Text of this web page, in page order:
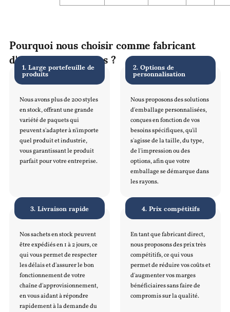
Pourquoi nous choisir comme fabricant
d'emballages souples ?
1. Large portefeuille de
produits
Nous avons plus de 200 styles
en stock, offrant une grande
variété de paquets qui
peuvent s'adapter à n'importe
quel produit et industrie,
vous garantissant le produit
parfait pour votre entreprise.
2. Options de
personnalisation
Nous proposons des solutions
d'emballage personnalisées,
conçues en fonction de vos
besoins spécifiques, qu'il
s'agisse de la taille, du type,
de l'impression ou des
options, afin que votre
emballage se démarque dans
les rayons.
3. Livraison rapide
Nos sachets en stock peuvent
être expédiés en 1 à 2 jours, ce
qui vous permet de respecter
les délais et d'assurer le bon
fonctionnement de votre
chaîne d'approvisionnement,
en vous aidant à répondre
rapidement à la demande du
4. Prix compétitifs
En tant que fabricant direct,
nous proposons des prix très
compétitifs, ce qui vous
permet de réduire vos coûts et
d'augmenter vos marges
bénéficiaires sans faire de
compromis sur la qualité.